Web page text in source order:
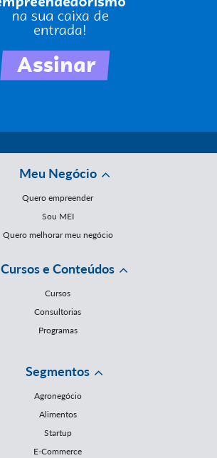
Meu Negócio
Quero empreender
Sou MEI
Quero melhorar meu negócio
Cursos e Conteúdos
Cursos
Consultorias
Programas
Segmentos
Agronegócio
Alimentos
Startup
E-Commerce